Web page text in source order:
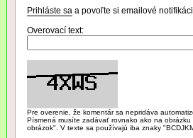
Prihláste sa a povoľte si emailové
Overovací text:
Pre overenie, že komentár sa nepridáva
Písmená musíte zadávať rovnako ako na
obrázok". V texte sa používajú iba znaky